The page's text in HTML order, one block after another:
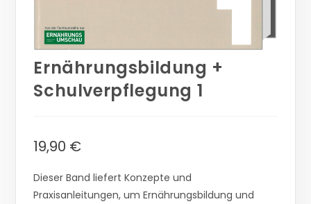
Ernährungsbildung +
Schulverpflegung 1
19,90 €
Dieser Band liefert Konzepte und
Praxisanleitungen, um Ernährungsbildung und